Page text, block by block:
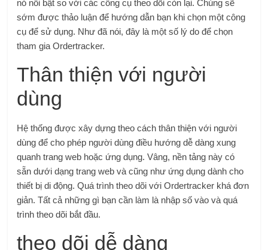
nó nổi bật so với các công cụ theo dõi còn lại. Chúng sẽ
sớm được thảo luận để hướng dẫn bạn khi chọn một công
cụ để sử dụng. Như đã nói, đây là một số lý do để chọn
tham gia Ordertracker.
Thân thiện với người
dùng
Hệ thống được xây dựng theo cách thân thiện với người
dùng để cho phép người dùng điều hướng dễ dàng xung
quanh trang web hoặc ứng dụng. Vâng, nền tảng này có
sẵn dưới dạng trang web và cũng như ứng dụng dành cho
thiết bị di động. Quá trình theo dõi với Ordertracker khá đơn
giản. Tất cả những gì bạn cần làm là nhập số vào và quá
trình theo dõi bắt đầu.
theo dõi dễ dàng